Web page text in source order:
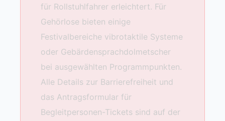
für Rollstuhlfahrer erleichtert. Für
Gehörlose bieten einige
Festivalbereiche vibrotaktile Systeme
oder Gebärdensprachdolmetscher
bei ausgewählten Programmpunkten.
Alle Details zur Barrierefreiheit und
das Antragsformular für
Begleitpersonen-Tickets sind auf der